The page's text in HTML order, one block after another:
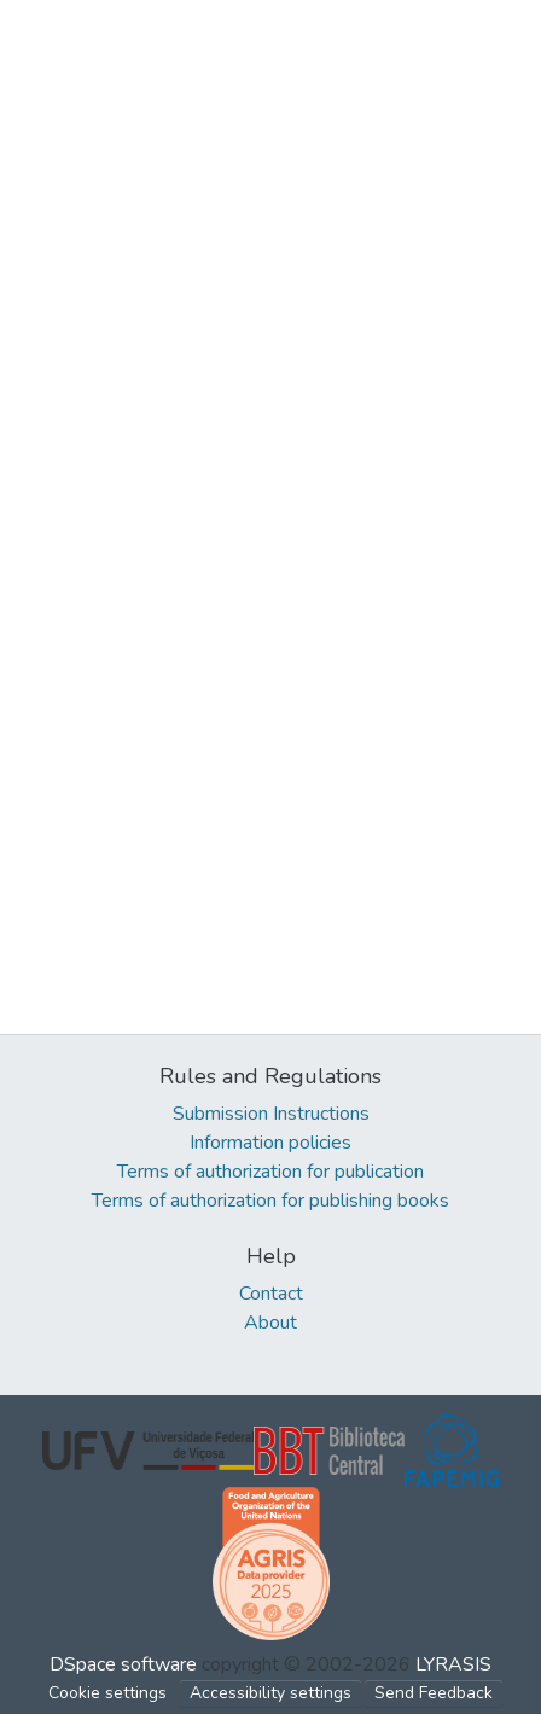
Rules and Regulations
Submission Instructions
Information policies
Terms of authorization for publication
Terms of authorization for publishing books
Help
Contact
About
DSpace software copyright © 2002-2026 LYRASIS
Cookie settings Accessibility settings Send Feedback